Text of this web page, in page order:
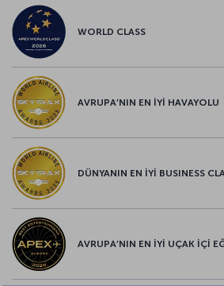
WORLD CLASS
AVRUPA’NIN EN İYİ HAVAYOLU
DÜNYANIN EN İYİ BUSINESS
AVRUPA’NIN EN İYİ UÇAK İÇİ